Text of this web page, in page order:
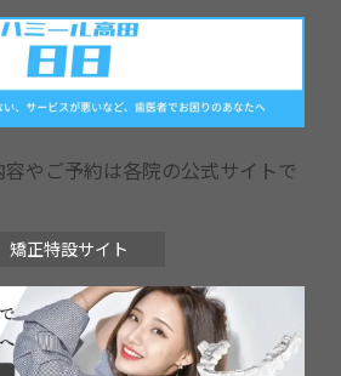
やご予約は各院の公式サイトで
矯正特設サイト